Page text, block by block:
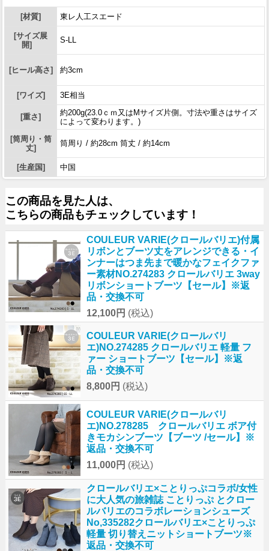
[材質] 東レ人工スエード
[サイズ展
開]
S-LL
[ヒール高さ] 約3cm
[ワイズ] 3E相当
[重さ]
約200g(23.0ｃｍ又はMサイズ片側。寸法や重さはサイズ
によって変わります。)
[筒周り・筒
丈]
筒周り / 約28cm 筒丈 / 約14cm
[生産国] 中国
この商品を見た人は、
こちらの商品もチェックしています！
COULEUR VARIE(クロールバリエ)付属
リボンとブーツ丈をアレンジできる・イ
ンナーはつま先まで暖かなフェイクファ
ー素材NO.274283 クロールバリエ 3way
リボンショートブーツ【セール】※返
品・交換不可
12,100円 (税込)
COULEUR VARIE(クロールバリ
エ)NO.274285 クロールバリエ 軽量 フ
ァー ショートブーツ【セール】※返
品・交換不可
8,800円 (税込)
COULEUR VARIE(クロールバリ
エ)NO.278285 クロールバリエ ボア付
きモカシンブーツ【ブーツ /セール】※
返品・交換不可
11,000円 (税込)
クロールバリエ×ことりっぷコラボ/女性
に大人気の旅雑誌 ことりっぷ とクロー
ルバリエのコラボレーションシューズ
No,335282クロールバリエ×ことりっぷ
軽量 切り替えニットショートブーツ※
返品・交換不可